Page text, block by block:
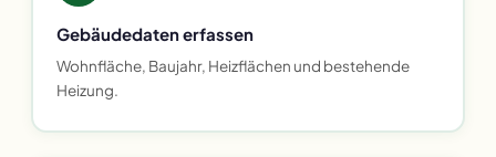
Gebäudedaten erfassen
Wohnfläche, Baujahr, Heizflächen und bestehende
Heizung.